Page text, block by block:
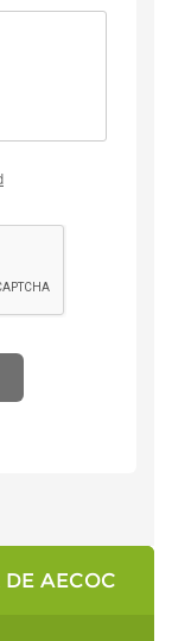
AECOC